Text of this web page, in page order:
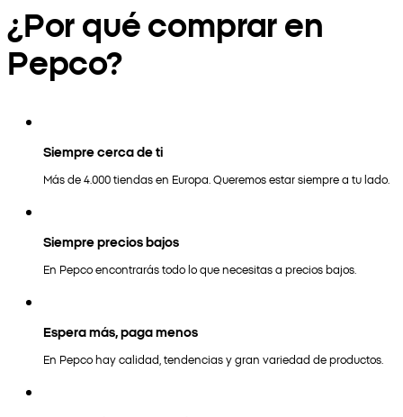
¿Por qué comprar en
Pepco?
Siempre cerca de ti
Más de 4.000 tiendas en Europa. Queremos estar siempre a tu lado.
Siempre precios bajos
En Pepco encontrarás todo lo que necesitas a precios bajos.
Espera más, paga menos
En Pepco hay calidad, tendencias y gran variedad de productos.